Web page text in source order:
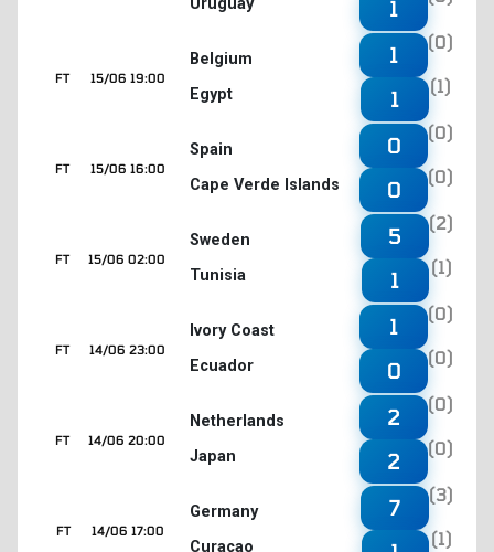
Uruguay
1
15/06 19:00
FT
Belgium
Egypt
1
(0)
1
(1)
15/06 16:00
FT
Spain
Cape Verde Islands
0
(0)
0
(0)
15/06 02:00
FT
Sweden
Tunisia
5
(2)
1
(1)
14/06 23:00
FT
Ivory Coast
Ecuador
1
(0)
0
(0)
14/06 20:00
FT
Netherlands
Japan
2
(0)
2
(0)
14/06 17:00
FT
Germany
Curaçao
7
(3)
(1)